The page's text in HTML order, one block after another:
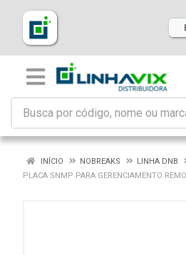
INÍCIO NOBREAKS
LINHA DNB
PLACA SNMP PARA GERENCIAMENTO